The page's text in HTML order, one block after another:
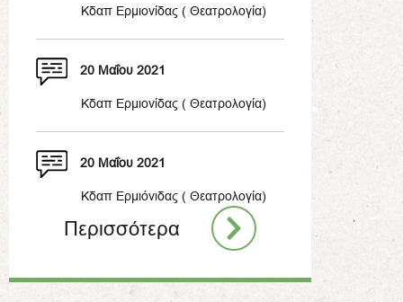
Kδαπ Ερμιονίδας ( Θεατρολογία)
20 Μαΐου 2021
Κδαπ Ερμιονίδας ( Θεατρολογία)
20 Μαΐου 2021
Κδαπ Ερμιόνιδας ( Θεατρολογία)
Περισσότερα